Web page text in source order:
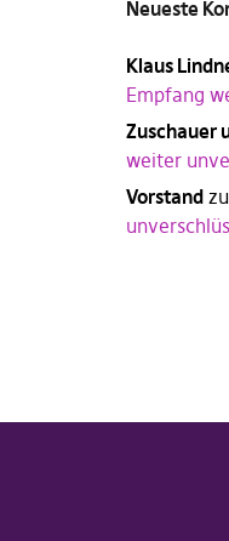
Neueste
Klaus
Empfang
Zuschauer
weiter
Vorstandzu